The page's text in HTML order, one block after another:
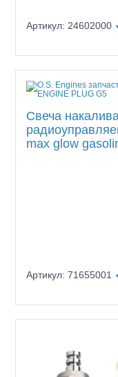
Артикул: 24602000
Свеча
max glow
Артикул: 71655001